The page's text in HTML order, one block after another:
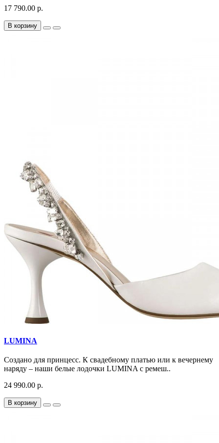
17 790.00 р.
В корзину
LUMINA
Создано для принцесс. К свадебному платью или к вечернему
наряду – наши белые лодочки LUMINA с ремеш..
24 990.00 р.
В корзину